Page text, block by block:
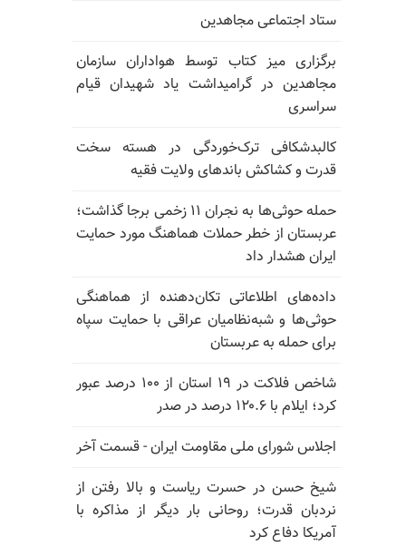
ستاد اجتماعی مجاهدین
برگزاری میز کتاب توسط هواداران سازمان
مجاهدین در گرامیداشت یاد شهیدان قیام
سراسری
کالبدشکافی ترک‌خوردگی در هسته سخت
قدرت و کشاکش باندهای ولایت فقیه
حمله حوثی‌ها به نجران ۱۱ زخمی برجا گذاشت؛
عربستان از خطر حملات هماهنگ مورد حمایت
ایران هشدار داد
داده‌های اطلاعاتی تکان‌دهنده از هماهنگی
حوثی‌ها و شبه‌نظامیان عراقی با حمایت سپاه
برای حمله به عربستان
شاخص فلاکت در ۱۹ استان از ۱۰۰ درصد عبور
کرد؛ ایلام با ۱۲۰.۶ درصد در صدر
اجلاس شورای ملی مقاومت ایران - قسمت آخر
شیخ حسن در حسرت ریاست و بالا رفتن از
نردبان قدرت؛ روحانی بار دیگر از مذاکره با
آمریکا دفاع کرد